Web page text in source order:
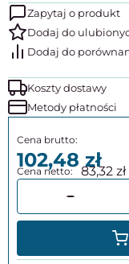
Zapytaj o produkt
Koszty dostawy
Metody płatności
102,4883,32